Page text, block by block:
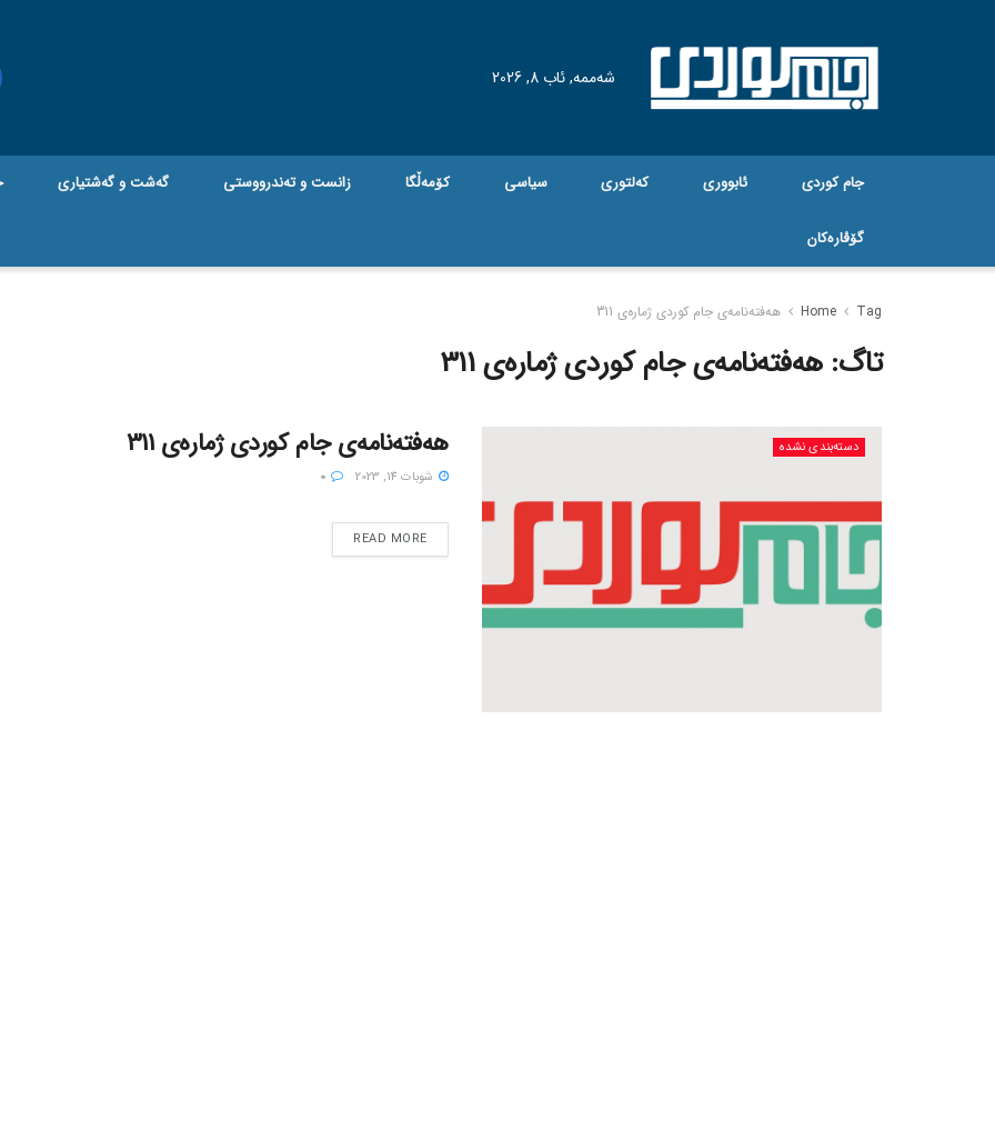
شەممە, ئاب 8, 2026
جام کوردی ئابووری کەلتوری سیاسی کۆمەڵگا زانست و تەندرووستی گه‌شت و گه‌شتیاری
گۆڤاره‌کان
Home Tag هەفتەنامەی جام کوردی ژمارەی 311
تاگ:هەفتەنامەی جام کوردی ژمارەی 311
دسته‌بندی نشده هەفتەنامەی جام کوردی ژمارەی 311
شوبات 14, 2023
READ MORE